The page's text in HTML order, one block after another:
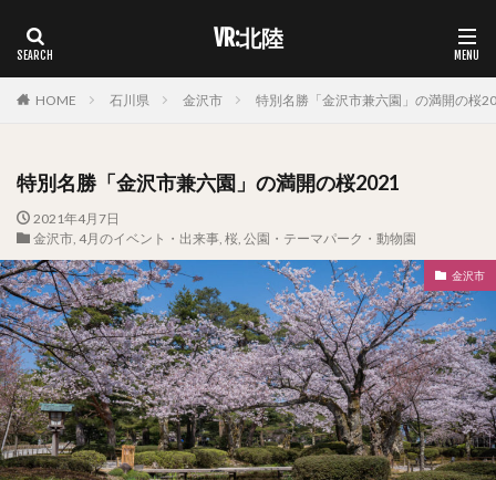
VR:北陸
HOME 石川県 金沢市 特別名勝「金沢市兼六園」の満開の桜
特別名勝「金沢市兼六園」の満開の桜2021
2021年4月7日
金沢市, 4月のイベント・出来事, 桜, 公園・テーマパーク・動物園
金沢市